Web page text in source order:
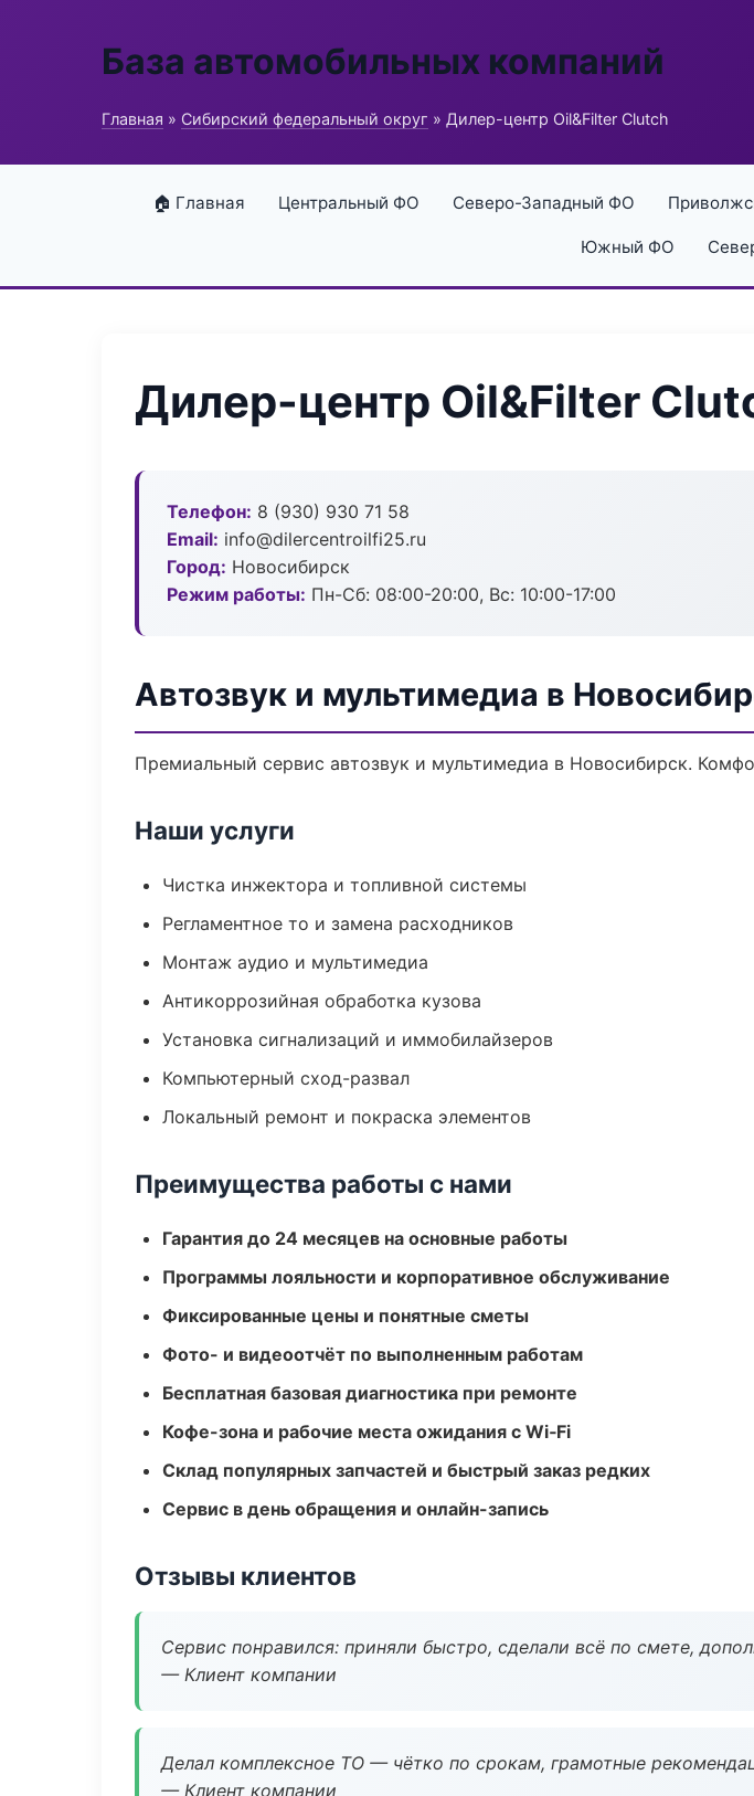
База автомобильных компаний
Главная » Сибирский федеральный округ » Дилер-центр Oil&Filter Clutch
🏠 Главная Центральный ФО Северо-Западный ФО
Южный ФО
Дилер-центр Oil&Filter
Телефон: 8 (930) 930 71 58
Email: info@dilercentroilfi25.ru
Город: Новосибирск
Режим работы: Пн-Сб: 08:00-20:00, Вс: 10:00-17:00
Автозвук и мультимедиа в
Премиальный сервис автозвук и мультимедиа в Новосибирск.
Наши услуги
Чистка инжектора и топливной системы
Регламентное то и замена расходников
Монтаж аудио и мультимедиа
Антикоррозийная обработка кузова
Установка сигнализаций и иммобилайзеров
Компьютерный сход-развал
Локальный ремонт и покраска элементов
Преимущества работы с нами
Гарантия до 24 месяцев на основные работы
Программы лояльности и корпоративное обслуживание
Фиксированные цены и понятные сметы
Фото- и видеоотчёт по выполненным работам
Бесплатная базовая диагностика при ремонте
Кофе-зона и рабочие места ожидания с Wi‑Fi
Склад популярных запчастей и быстрый заказ редких
Сервис в день обращения и онлайн-запись
Отзывы клиентов
Сервис понравился: приняли быстро, сделали всё по смете,
— Клиент компании
Делал комплексное ТО — чётко по срокам, грамотные
— Клиент компании